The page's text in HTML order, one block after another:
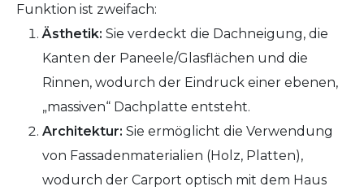
Funktion ist zweifach:
Ästhetik: Sie verdeckt die Dachneigung, die
Kanten der Paneele/Glasflächen und die
Rinnen, wodurch der Eindruck einer ebenen,
„massiven“ Dachplatte entsteht.
Architektur: Sie ermöglicht die Verwendung
von Fassadenmaterialien (Holz, Platten),
wodurch der Carport optisch mit dem Haus